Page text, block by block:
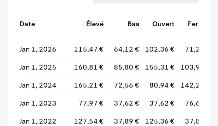
Date Élevé Bas Ouvert Fermer
Jan 1, 2026 115,47 € 64,12 € 102,36 € 71,23 €
Jan 1, 2025 160,81 € 85,80 € 155,31 € 103,90 €
Jan 1, 2024 165,21 € 72,56 € 80,94 € 142,28 €
Jan 1, 2023 77,97 € 37,62 € 37,62 € 76,68 €
Jan 1, 2022 127,54 € 37,89 € 125,36 € 37,89 €